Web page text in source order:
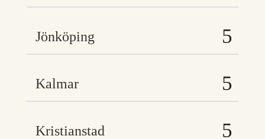
Jönköping
Kalmar
Kristianstad